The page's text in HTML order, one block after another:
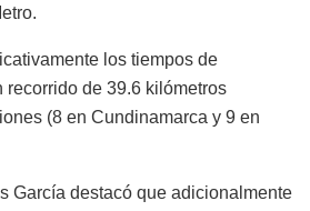
los tiempos de
de 39.6 kilómetros
(8 en Cundinamarca y 9 en
García destacó que adicionalmente